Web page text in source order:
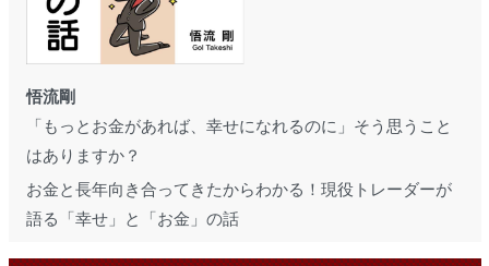
悟流剛
「もっとお金があれば、幸せになれるのに」そう思うこと
はありますか？
お金と長年向き合ってきたからわかる！現役トレーダーが
語る「幸せ」と「お金」の話